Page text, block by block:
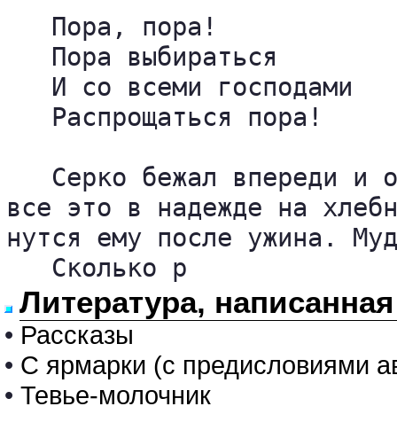
   Пора, пора!
   Пора выбираться
   И со всеми господами
   Распрощаться пора!
Серко бежал впереди и
все это в надежде на
нутся ему после ужина.
   Сколько р
Литература,
• Рассказы
• С ярмарки (с предисловиями
• Тевье-молочник